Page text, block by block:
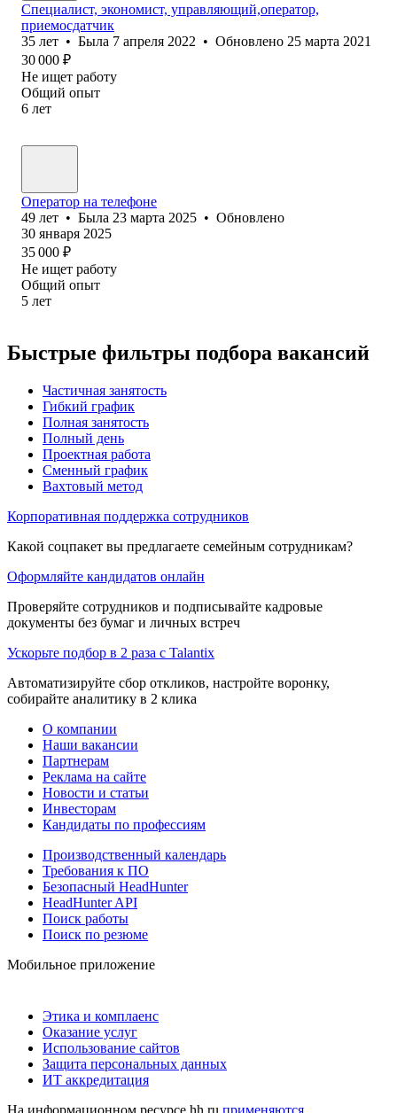
Специалист, экономист, управляющий,оператор,
приемосдатчик
35 лет • Была 7 апреля 2022 • Обновлено 25 марта 2021
30 000 ₽
Не ищет работу
Общий опыт
6 лет
Оператор на телефоне
49 лет • Была 23 марта 2025 • Обновлено
30 января 2025
35 000 ₽
Не ищет работу
Общий опыт
5 лет
Быстрые фильтры подбора вакансий
Частичная занятость
Гибкий график
Полная занятость
Полный день
Проектная работа
Сменный график
Вахтовый метод
Корпоративная поддержка сотрудников
Какой соцпакет вы предлагаете семейным сотрудникам?
Оформляйте кандидатов онлайн
Проверяйте сотрудников и подписывайте кадровые
документы без бумаг и личных встреч
Ускорьте подбор в 2 раза с Talantix
Автоматизируйте сбор откликов, настройте воронку,
собирайте аналитику в 2 клика
О компании
Наши вакансии
Партнерам
Реклама на сайте
Новости и статьи
Инвесторам
Кандидаты по профессиям
Производственный календарь
Требования к ПО
Безопасный HeadHunter
HeadHunter API
Поиск работы
Поиск по резюме
Мобильное приложение
Этика и комплаенс
Оказание услуг
Использование сайтов
Защита персональных данных
ИТ аккредитация
На информационном ресурсе hh.ru применяются